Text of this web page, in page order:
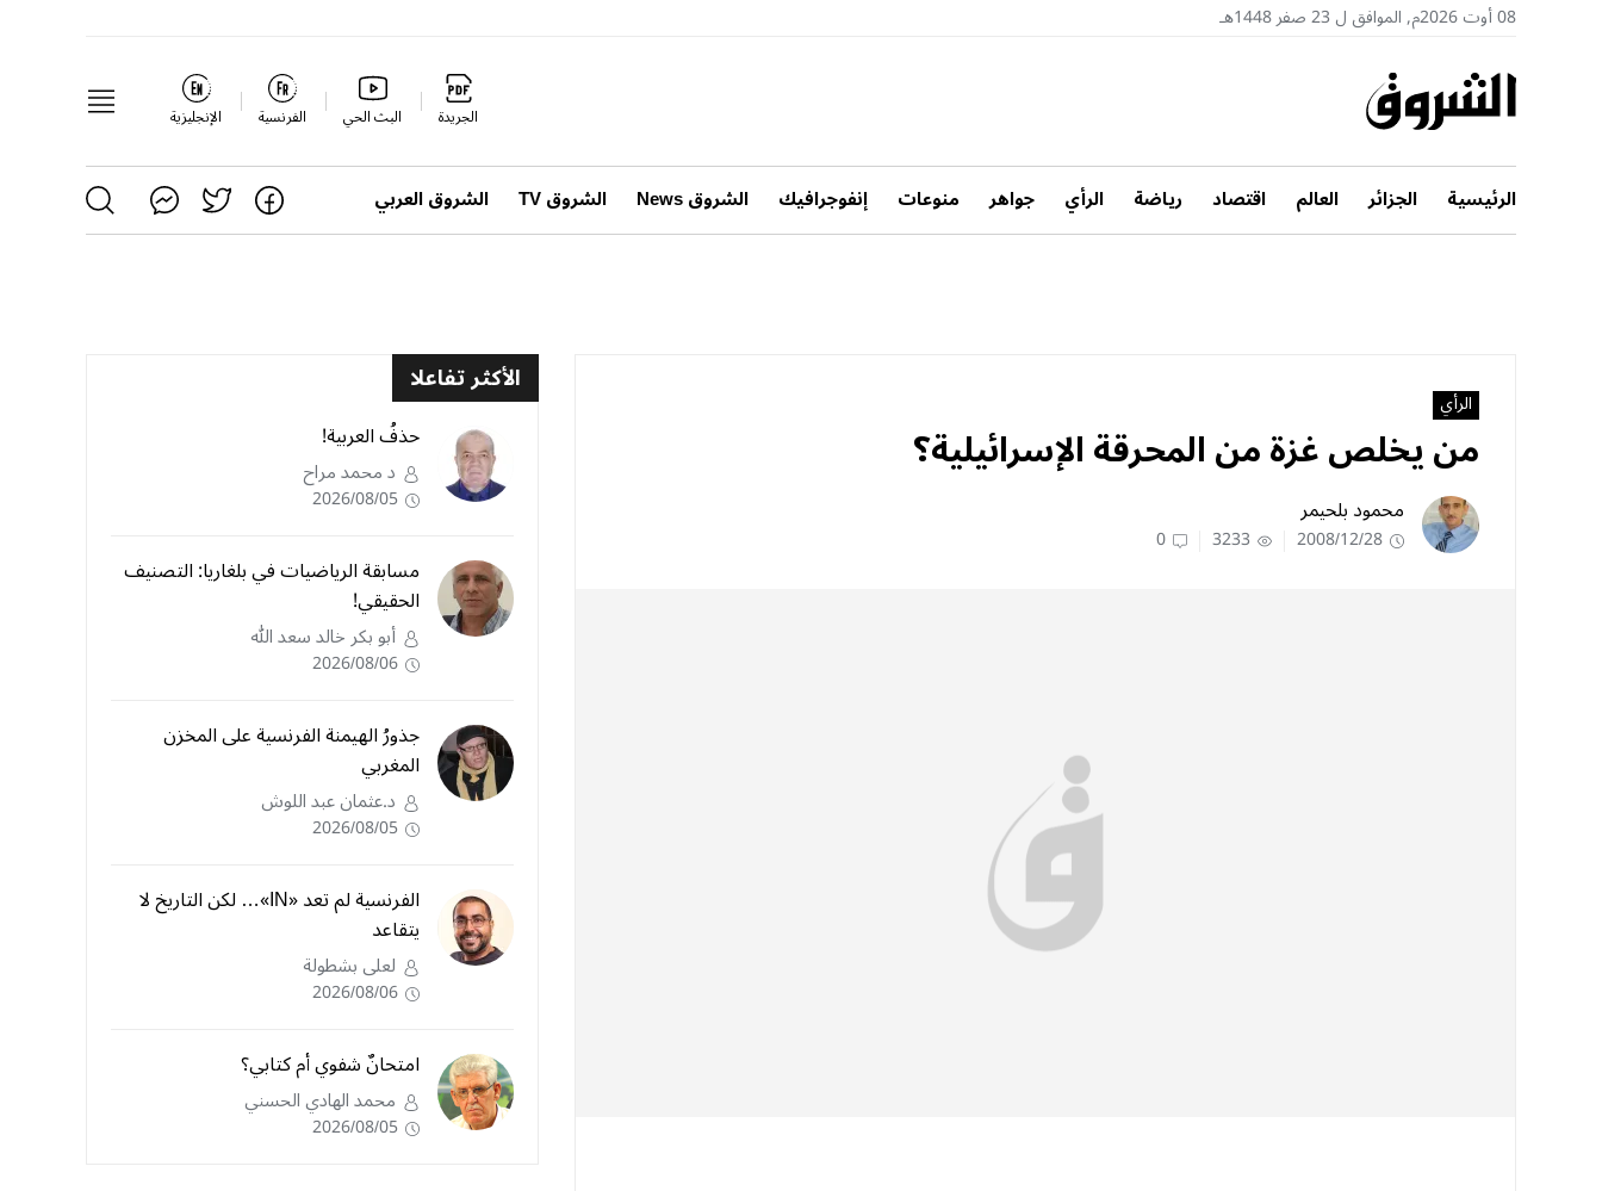
08 أوت 2026م, الموافق ل 23 صفر 1448هـ
الجريدة البث الحي الفرنسية الإنجليزية
الرئيسية الجزائر العالم اقتصاد رياضة الرأي جواهر منوعات إنفوجرافيك الشروق News الشروق TV الشروق العربي
الرأي
من يخلص غزة من المحرقة الإسرائيلية؟
محمود بلحيمر
2008/12/28
3233
0
الأكثر تفاعلا
حذفُ العربية!
د محمد مراح
2026/08/05
مسابقة الرياضيات في بلغاريا: التصنيف
الحقيقي!
أبو بكر خالد سعد الله
2026/08/06
جذورُ الهيمنة الفرنسية على المخزن
المغربي
د.عثمان عبد اللوش
2026/08/05
الفرنسية لم تعد «IN»… لكن التاريخ لا
يتقاعد
لعلى بشطولة
2026/08/06
امتحانٌ شفوي أم كتابي؟
محمد الهادي الحسني
2026/08/05